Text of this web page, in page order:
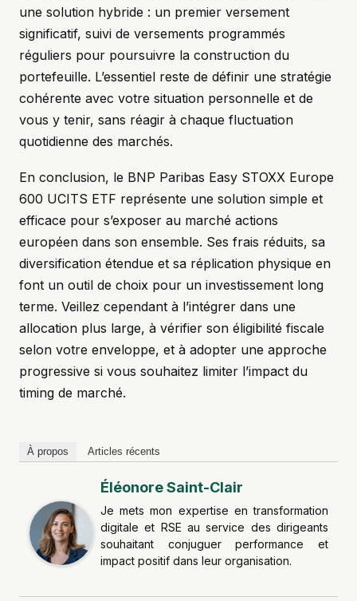
une solution hybride : un premier versement
significatif, suivi de versements programmés
réguliers pour poursuivre la construction du
portefeuille. L’essentiel reste de définir une stratégie
cohérente avec votre situation personnelle et de
vous y tenir, sans réagir à chaque fluctuation
quotidienne des marchés.
En conclusion, le BNP Paribas Easy STOXX Europe
600 UCITS ETF représente une solution simple et
efficace pour s’exposer au marché actions
européen dans son ensemble. Ses frais réduits, sa
diversification étendue et sa réplication physique en
font un outil de choix pour un investissement long
terme. Veillez cependant à l’intégrer dans une
allocation plus large, à vérifier son éligibilité fiscale
selon votre enveloppe, et à adopter une approche
progressive si vous souhaitez limiter l’impact du
timing de marché.
À propos Articles récents
Éléonore Saint-Clair
Je mets mon expertise en transformation
digitale et RSE au service des dirigeants
souhaitant conjuguer performance et
impact positif dans leur organisation.